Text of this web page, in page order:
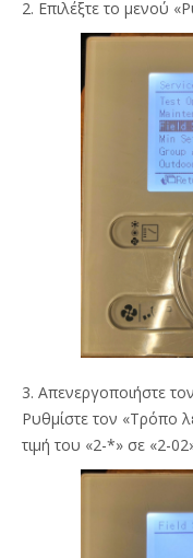
2. Επιλέξτε το μενού
3. Απενεργοποιήστε
Ρυθμίστε τον «Τρόπο
τιμή του «2-*» σε «2-